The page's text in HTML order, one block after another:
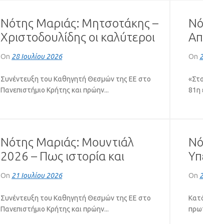
Νότης Μαριάς: Μητσοτάκης –
Χριστοδουλίδης οι καλύτεροι
πελάτες του Ερντογάν
On 28 Ιουλίου 2026
Συνέντευξη του Καθηγητή Θεσμών της ΕΕ στο
Πανεπιστήμιο Κρήτης και πρώην...
On
81η
Νότης Μαριάς: Μουντιάλ
2026 – Πως ιστορία και
πολιτική «έπαιξαν μπάλα»
On 21 Ιουλίου 2026
Συνέντευξη του Καθηγητή Θεσμών της ΕΕ στο
Πανεπιστήμιο Κρήτης και πρώην...
On